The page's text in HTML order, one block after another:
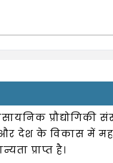
देश के विकास में
प्राप्त है।